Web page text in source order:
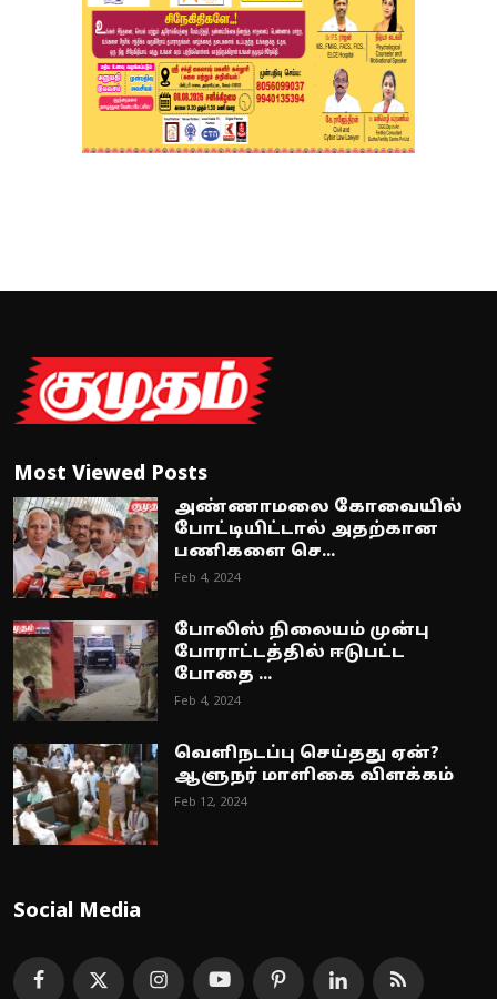
Most Viewed Posts
அண்ணாமலை கோவையில்
போட்டியிட்டால் அதற்கான
பணிகளை செ...
Feb 4, 2024
போலிஸ் நிலையம் முன்பு
போராட்டத்தில் ஈடுபட்ட
போதை ...
Feb 4, 2024
வெளிநடப்பு செய்தது ஏன்?
ஆளுநர் மாளிகை விளக்கம்
Feb 12, 2024
Social Media